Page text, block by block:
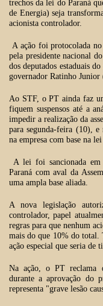
trechos da lei do Paraná
de Energia) seja
acionista controlador.
A ação foi protocolada
pela presidente nacional
dos deputados estaduais
governador Ratinho Junior
Ao STF, o PT ainda faz
fiquem suspensos até a
impedir a realização da
para segunda-feira (10), e
na empresa com base na
A lei foi sancionada em
Paraná com aval da
uma ampla base aliada.
A nova legislação
controlador, papel
regras para que nenhum
mais do que 10% do total.
ação especial que seria de
Na ação, o PT reclama
durante a aprovação do
representa "grave lesão